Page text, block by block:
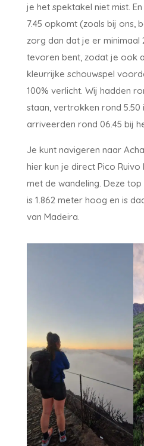
je het spektakel niet mist.
7.45 opkomt (zoals bij ons,
zorg dan dat je er minimaal
tevoren bent, zodat je ook
kleurrijke schouwspel
100% verlicht. Wij hadden
staan, vertrokken rond 5.50
arriveerden rond 06.45 bij
Je kunt navigeren naar
hier kun je direct Pico
met de wandeling. Deze
is 1.862 meter hoog en is
van Madeira.